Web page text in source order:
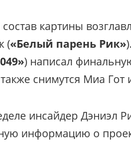
состав картины
(«Белый парень Рик»
) написал
снимутся Миа
инсайдер Дэниэл
информацию о